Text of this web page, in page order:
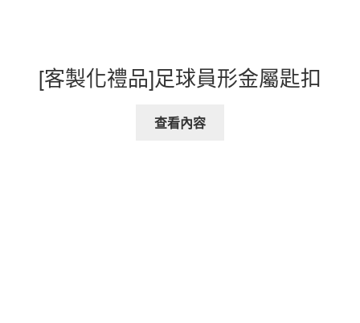
[客製化禮品]足球員形金屬匙扣
查看內容